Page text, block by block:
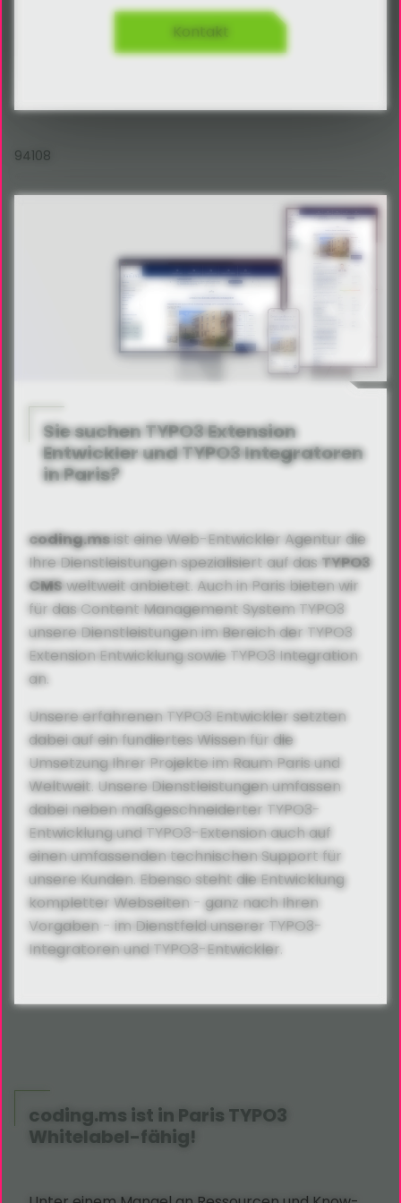
94108
Sie suchen TYPO3 Extension
Entwickler und TYPO3 Integratoren
in Paris?
coding.msist eine Web-Entwickler Agentur die
Ihre Dienstleistungen spezialisiert auf dasTYPO3
CMSweltweit anbietet. Auch in Paris bieten wir
für das Content Management System TYPO3
unsere Dienstleistungen im Bereich der TYPO3
Extension Entwicklung sowie TYPO3 Integration
an.
Unsere erfahrenen TYPO3 Entwickler setzten
dabei auf ein fundiertes Wissen für die
Umsetzung Ihrer Projekte im Raum Paris und
Weltweit. Unsere Dienstleistungen umfassen
dabei neben maßgeschneiderter TYPO3-
Entwicklung und TYPO3-Extension auch auf
einen umfassenden technischen Support für
unsere Kunden. Ebenso steht die Entwicklung
kompletter Webseiten - ganz nach Ihren
Vorgaben - im Dienstfeld unserer TYPO3-
Integratoren und TYPO3-Entwickler.
coding.ms ist in Paris TYPO3
Whitelabel-fähig!
Kontakt